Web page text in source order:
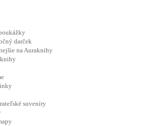
darček
na Auraknihy
suveníry